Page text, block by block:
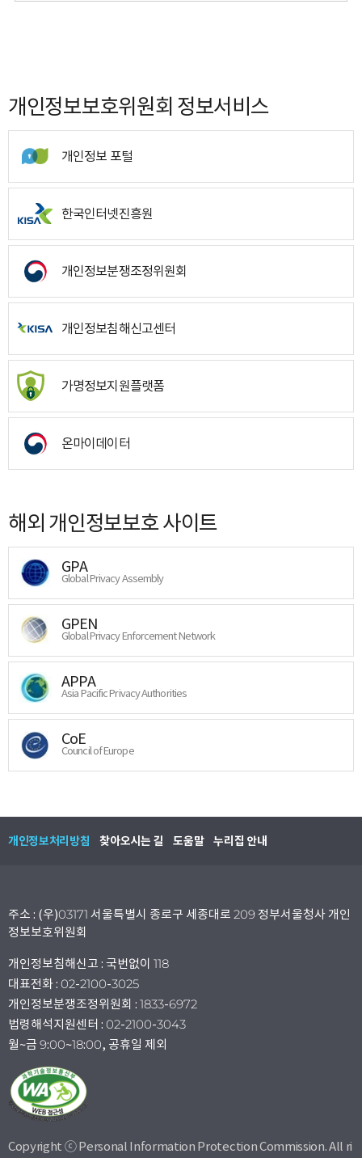
개인정보보호위원회 정보서비스
개인정보 포털
한국인터넷진흥원
개인정보분쟁조정위원회
개인정보침해신고센터
가명정보지원플랫폼
온마이데이터
해외 개인정보보호 사이트
GPA
Global Privacy Assembly
GPEN
Global Privacy Enforcement Network
APPA
Asia Pacific Privacy Authorities
CoE
Council of Europe
개인정보처리방침 찾아오시는 길 도움말 누리집 안내
주소 : (우)03171 서울특별시 종로구 세종대로 209 정부서울청사 개인
정보보호위원회
개인정보침해신고 : 국번없이 118
대표전화 : 02-2100-3025
개인정보분쟁조정위원회 : 1833-6972
법령해석지원센터 : 02-2100-3043
월~금 9:00~18:00, 공휴일 제외
Copyright ⓒ Personal Information Protection Commission. All ri